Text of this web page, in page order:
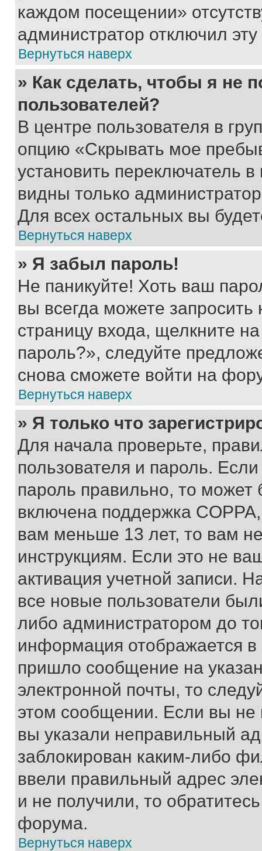
каждом посещении»
администратор отключил
Вернуться наверх
» Как сделать, чтобы я не
пользователей?
В центре пользователя в
опцию «Скрывать мое
установить переключатель
видны только
Для всех остальных вы
Вернуться наверх
» Я забыл пароль!
Не паникуйте! Хоть ваш
вы всегда можете
страницу входа, щелкните
пароль?», следуйте
снова сможете войти на
Вернуться наверх
» Я только что
Для начала проверьте,
пользователя и пароль.
пароль правильно, то может
включена поддержка
вам меньше 13 лет, то вам
инструкциям. Если это не
активация учетной записи.
все новые пользователи
либо администратором до
информация отображается
пришло сообщение на
электронной почты, то
этом сообщении. Если вы
вы указали неправильный
заблокирован каким-либо
ввели правильный адрес
и не получили, то
форума.
Вернуться наверх